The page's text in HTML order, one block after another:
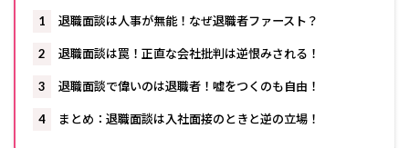
1 退職面談は人事が無能！なぜ退職者ファースト？
2 退職面談は罠！正直な会社批判は逆恨みされる！
3 退職面談で偉いのは退職者！嘘をつくのも自由！
4 まとめ：退職面談は入社面接のときと逆の立場！